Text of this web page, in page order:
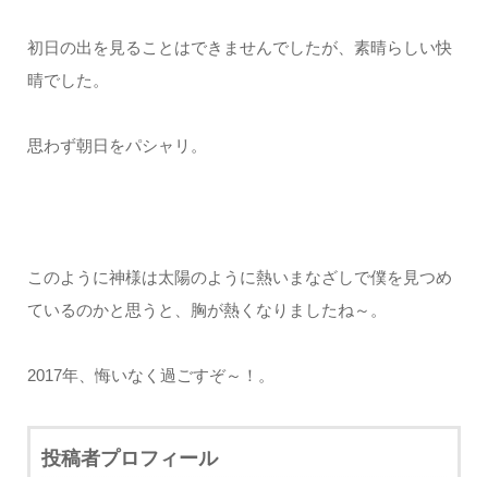
初日の出を見ることはできませんでしたが、素晴らしい快
晴でした。
思わず朝日をパシャリ。
このように神様は太陽のように熱いまなざしで僕を見つめ
ているのかと思うと、胸が熱くなりましたね～。
2017年、悔いなく過ごすぞ～！。
投稿者プロフィール